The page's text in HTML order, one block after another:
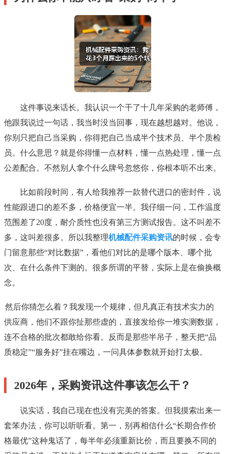
这件事说来话长。我认识一个干了十几年采购的老师傅，
他跟我说过一句话，我当时没当回事，现在越想越对。他说，
你别只把自己当采购，你得把自己当成半个技术员、半个质检
员。什么意思？就是你得懂一点材料，懂一点热处理，懂一点
公差配合。不然别人拿个什么牌号忽悠你，你根本听不出来。
比如前段时间，有人给我推荐一款替代进口的密封件，说
性能跟进口的差不多，价格便宜一半。我仔细一问，工作温度
范围差了20度，耐介质性也没有第三方测试报告。这不叫差不
多，这叫差很多。所以我整理机械配件采购资讯的时候，会专
门留意那些“对比数据”，看他们对比的是哪个版本、哪个批
次、在什么条件下测的。很多所谓的平替，实际上是在偷换概
念。
然后你猜怎么着？我发现一个规律，但凡真正有技术实力的
供应商，他们不跟你扯那些虚的，直接发给你一堆实测数据，
连不合格的批次都敢给你看。反而是那些半吊子，整天把“品
质稳定”“服务好”挂在嘴边，一问具体参数就开始打太极。
2026年，采购资讯这件事该怎么干？
说实话，我自己现在也没有完美的答案。但我摸索出来一
套笨办法，你可以听听看。第一，别再相信什么“长期合作价
格最优”这种鬼话了，每半年必须重新比价，而且要换不同的